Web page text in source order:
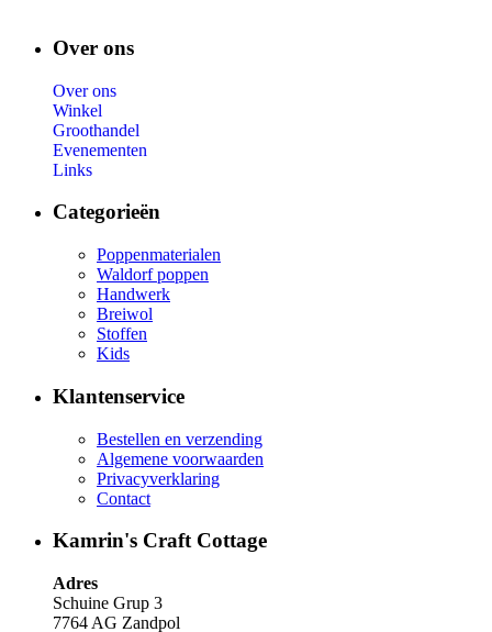
Over ons
Over ons
Winkel
Groothandel
Evenementen
Links
Categorieën
Poppenmaterialen
Waldorf poppen
Handwerk
Breiwol
Stoffen
Kids
Klantenservice
Bestellen en verzending
Algemene voorwaarden
Privacyverklaring
Contact
Kamrin's Craft Cottage
Adres
Schuine Grup 3
7764 AG Zandpol